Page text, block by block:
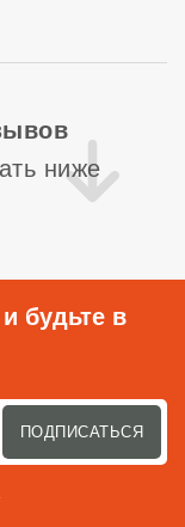
ниже
будьте в
ПОДПИСАТЬСЯ